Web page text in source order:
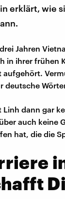
erklärt, wie
Jahren
in ihrer frühen
deutsche
Linh dann gar
auch keine
hat, die die